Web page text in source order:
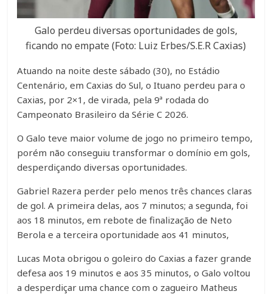
Galo perdeu diversas oportunidades de gols,
ficando no empate (Foto: Luiz Erbes/S.E.R Caxias)
Atuando na noite deste sábado (30), no Estádio
Centenário, em Caxias do Sul, o Ituano perdeu para o
Caxias, por 2×1, de virada, pela 9ª rodada do
Campeonato Brasileiro da Série C 2026.
O Galo teve maior volume de jogo no primeiro tempo,
porém não conseguiu transformar o domínio em gols,
desperdiçando diversas oportunidades.
Gabriel Razera perder pelo menos três chances claras
de gol. A primeira delas, aos 7 minutos; a segunda, foi
aos 18 minutos, em rebote de finalização de Neto
Berola e a terceira oportunidade aos 41 minutos,
Lucas Mota obrigou o goleiro do Caxias a fazer grande
defesa aos 19 minutos e aos 35 minutos, o Galo voltou
a desperdiçar uma chance com o zagueiro Matheus